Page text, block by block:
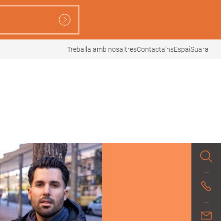
Treballa amb nosaltresContacta'nsEspaiSuara